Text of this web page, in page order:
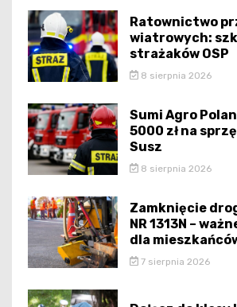
Ratownictwo
wiatrowych:
strażaków OSP
8 sierpnia 2026
Sumi Agro
5000 zł na
Susz
8 sierpnia 2026
Zamknięcie
NR 1313N –
dla
7 sierpnia 2026